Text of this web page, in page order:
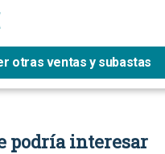
otras ventas y subastas
podría interesar